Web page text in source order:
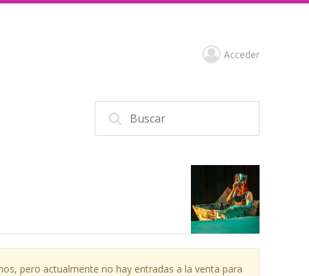
Acceder
pero actualmente no hay entradas a la venta para